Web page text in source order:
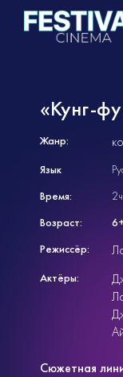
«Кунг-
Жанр:
Язык
Время:
Возраст:
6+
Режиссёр:
Актёры:
Сюжетная